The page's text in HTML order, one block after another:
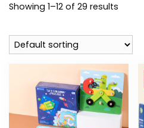
Showing 1–12 of 29 results